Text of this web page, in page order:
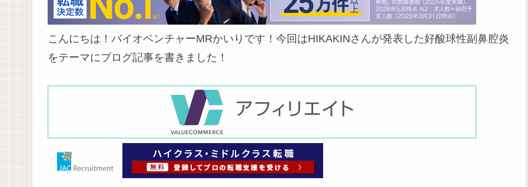
こんにちは！バイオベンチャーMRかいりです！今回はHIKAKINさんが発表した好酸球性副鼻腔炎
をテーマにブログ記事を書きました！